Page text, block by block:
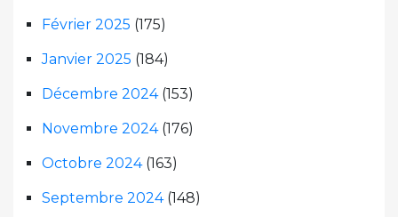
Février 2025 (175)
Janvier 2025 (184)
Décembre 2024(153)
Novembre 2024(176)
Octobre 2024(163)
Septembre 2024(148)